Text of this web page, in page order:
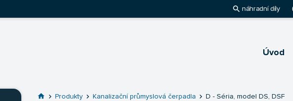
search náhradní díly
Úvod
Prejsť na hlavnú stránku
home chevron_right Produkty chevron_right Kanalizační průmyslová čerpadla chevron_right D - Séria, model DS, DSF